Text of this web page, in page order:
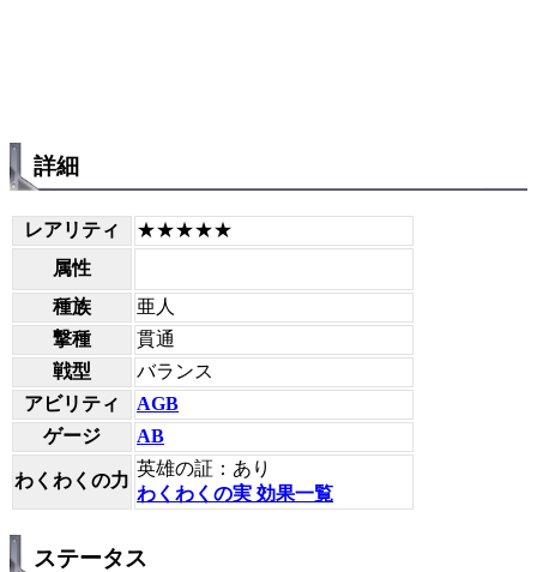
詳細
レアリティ
★★★★★
属性
種族
亜人
撃種
貫通
戦型
バランス
アビリティ
AGB
ゲージ
AB
わくわくの力
英雄の証：あり
わくわくの実 効果一覧
ステータス